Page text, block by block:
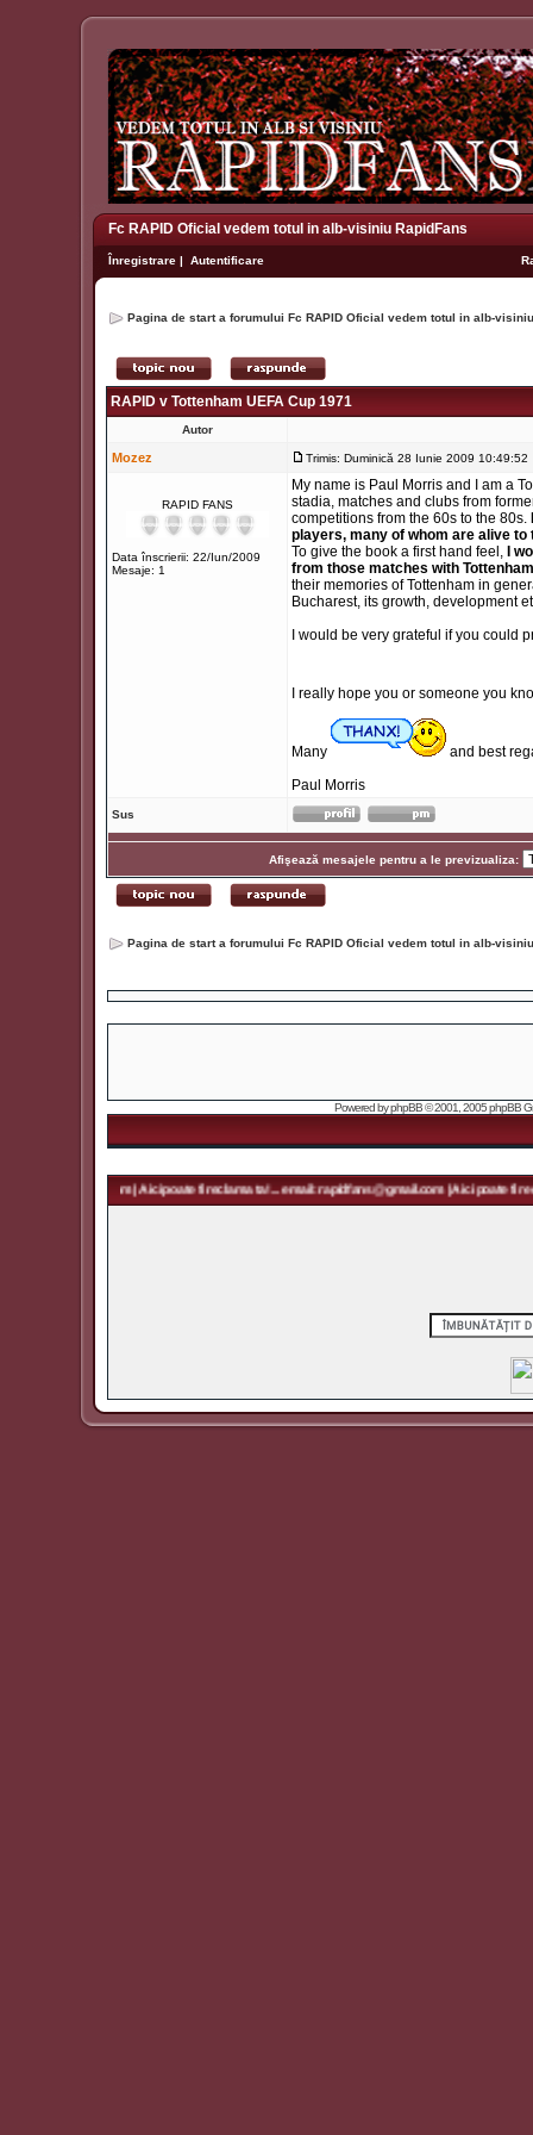
Fc RAPID Oficial vedem totul in alb-visiniu RapidFans
Înregistrare | Autentificare
Pagina de start a forumului Fc RAPID Oficial vedem totul in alb-
RAPID v Tottenham UEFA Cup 1971
Autor
Mozez Trimis: Duminică 28 Iunie 2009 10:49:52
RAPID FANS
Data înscrierii: 22/Iun/2009
Mesaje: 1
My name is Paul Morris and I am a
stadia, matches and clubs from
competitions from the 60s to the 80s.
players, many of whom are alive to
To give the book a first hand feel,
I
from those matches with
their memories of Tottenham in
Bucharest, its growth, development
I would be very grateful if you could
I really hope you or someone you
Many
and best
Paul Morris
Sus
Afişează mesajele pentru a le previzualiza:
Pagina de start a forumului Fc RAPID Oficial vedem totul in alb-
Powered byphpBB© 2001, 2005 phpBB
| Aici poate fi reclama ta! ... email: rapidfans@gmail.com | Aici poate fi